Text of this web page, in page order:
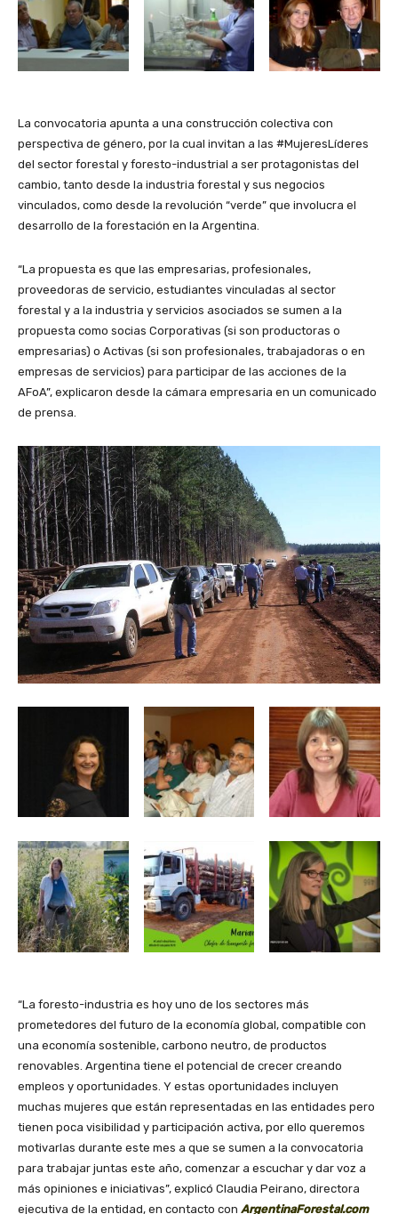
La convocatoria apunta a una construcción colectiva con
perspectiva de género, por la cual invitan a las #MujeresLíderes
del sector forestal y foresto-industrial a ser protagonistas del
cambio, tanto desde la industria forestal y sus negocios
vinculados, como desde la revolución “verde” que involucra el
desarrollo de la forestación en la Argentina.
“La propuesta es que las empresarias, profesionales,
proveedoras de servicio, estudiantes vinculadas al sector
forestal y a la industria y servicios asociados se sumen a la
propuesta como socias Corporativas (si son productoras o
empresarias) o Activas (si son profesionales, trabajadoras o en
empresas de servicios) para participar de las acciones de la
AFoA”, explicaron desde la cámara empresaria en un comunicado
de prensa.
“La foresto-industria es hoy uno de los sectores más
prometedores del futuro de la economía global, compatible con
una economía sostenible, carbono neutro, de productos
renovables. Argentina tiene el potencial de crecer creando
empleos y oportunidades. Y estas oportunidades incluyen
muchas mujeres que están representadas en las entidades pero
tienen poca visibilidad y participación activa, por ello queremos
motivarlas durante este mes a que se sumen a la convocatoria
para trabajar juntas este año, comenzar a escuchar y dar voz a
más opiniones e iniciativas”, explicó Claudia Peirano, directora
ejecutiva de la entidad, en contacto con ArgentinaForestal.com